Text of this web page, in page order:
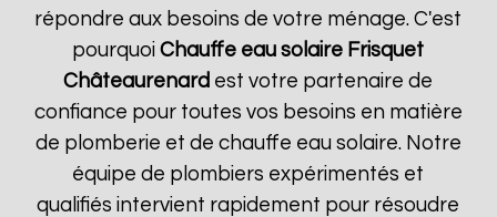
répondre aux besoins de votre ménage. C'est
pourquoiChauffe eau solaire Frisquet
Châteaurenard est votre partenaire de
confiance pour toutes vos besoins en matière
de plomberie et de chauffe eau solaire. Notre
équipe de plombiers expérimentés et
qualifiés intervient rapidement pour résoudre